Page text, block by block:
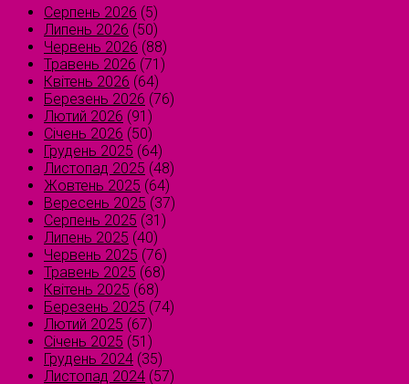
Серпень 2026 (5)
Липень 2026 (50)
Червень 2026 (88)
Травень 2026 (71)
Квітень 2026 (64)
Березень 2026 (76)
Лютий 2026 (91)
Січень 2026 (50)
Грудень 2025 (64)
Листопад 2025 (48)
Жовтень 2025 (64)
Вересень 2025 (37)
Серпень 2025 (31)
Липень 2025 (40)
Червень 2025 (76)
Травень 2025 (68)
Квітень 2025 (68)
Березень 2025 (74)
Лютий 2025 (67)
Січень 2025 (51)
Грудень 2024 (35)
Листопад 2024 (57)